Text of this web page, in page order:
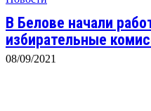
В Белове начали
избирательные
08/09/2021